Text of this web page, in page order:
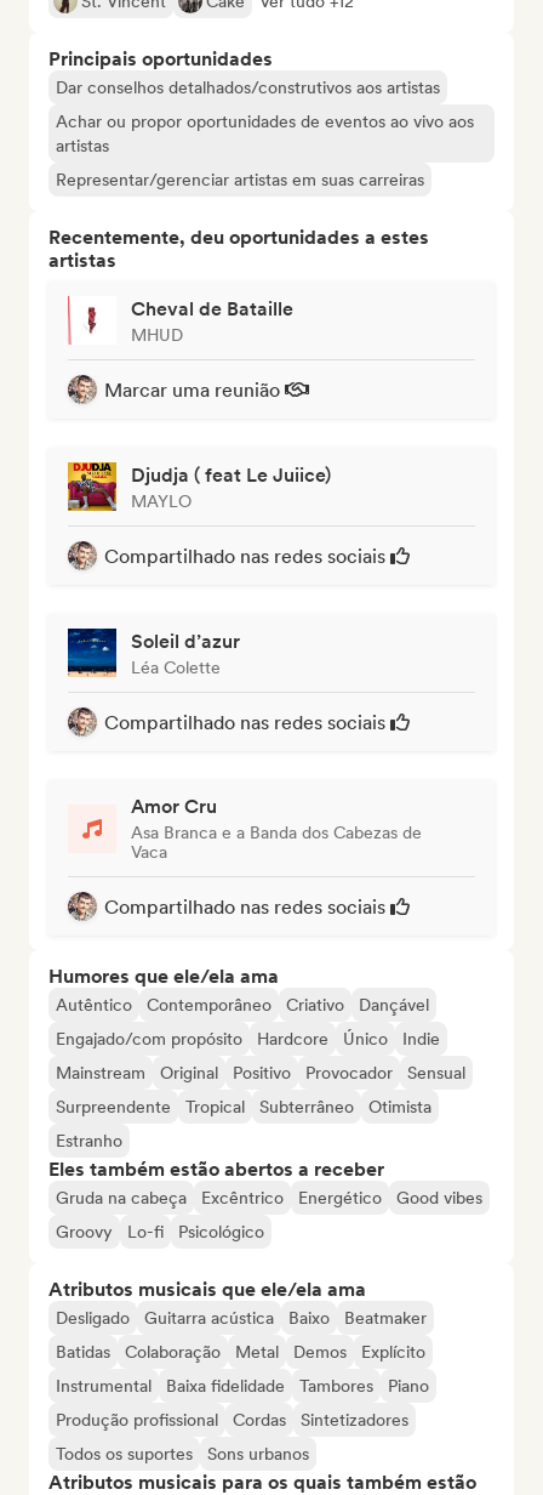
Principais oportunidades
Dar conselhos detalhados/construtivos aos artistas
Achar ou propor oportunidades de eventos ao vivo aos
artistas
Representar/gerenciar artistas em suas carreiras
Recentemente, deu oportunidades a estes
artistas
Cheval de Bataille
MHUD
Marcar uma reunião
Djudja ( feat Le Juiice)
MAYLO
Compartilhado nas redes sociais
Soleil d’azur
Léa Colette
Compartilhado nas redes sociais
Amor Cru
Asa Branca e a Banda dos Cabezas de
Vaca
Compartilhado nas redes sociais
Humores que ele/ela ama
Autêntico Contemporâneo Criativo
Dançável
Engajado/com propósito
Hardcore Único
Indie
Mainstream
Original Positivo Provocador
Sensual
Surpreendente
Tropical Subterrâneo
Otimista
Estranho
Eles também estão abertos a receber
Gruda na cabeça Excêntrico Energético
Good vibes
Groovy
Lo-fi Psicológico
Atributos musicais que ele/ela ama
Desligado Guitarra acústica Baixo
Beatmaker
Batidas
Colaboração Metal Demos
Explícito
Instrumental
Baixa fidelidade Tambores
Piano
Produção profissional
Cordas
Sintetizadores
Todos os suportes
Sons urbanos
Atributos musicais para os quais também estão